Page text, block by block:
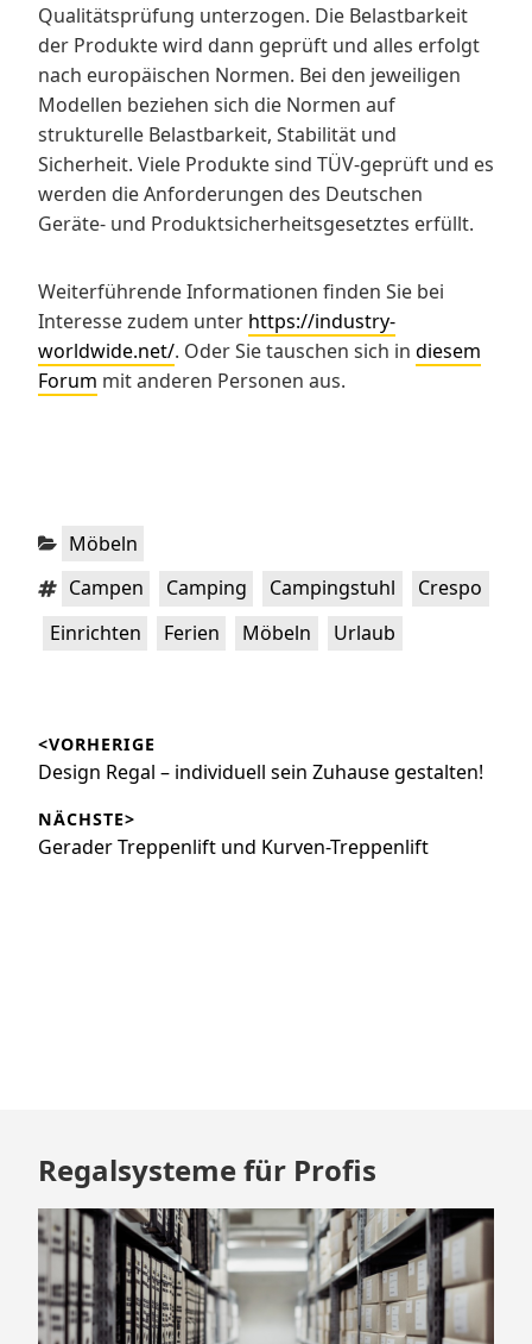
Qualitätsprüfung unterzogen. Die Belastbarkeit
der Produkte wird dann geprüft und alles erfolgt
nach europäischen Normen. Bei den jeweiligen
Modellen beziehen sich die Normen auf
strukturelle Belastbarkeit, Stabilität und
Sicherheit. Viele Produkte sind TÜV-geprüft und es
werden die Anforderungen des Deutschen
Geräte- und Produktsicherheitsgesetztes erfüllt.
Weiterführende Informationen finden Sie bei
Interesse zudem unter https://industry-
worldwide.net/. Oder Sie tauschen sich in diesem
Forum mit anderen Personen aus.
Kategorien:
Möbeln
Schlagwörter:
Campen Camping Campingstuhl Crespo
Einrichten Ferien Möbeln Urlaub
<VORHERIGE
Vorheriger
Design Regal – individuell sein Zuhause gestalten!
NÄCHSTE>
Nächster
Gerader Treppenlift und Kurven-Treppenlift
Zum
Footer
springen
Regalsysteme für Profis